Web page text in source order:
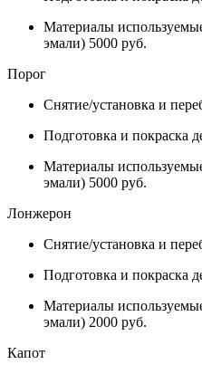
Материалы
эмали) 5000 руб.
Порог
Снятие/установка и
Подготовка и покраска
Материалы
эмали) 5000 руб.
Лонжерон
Снятие/установка и
Подготовка и покраска
Материалы
эмали) 2000 руб.
Капот